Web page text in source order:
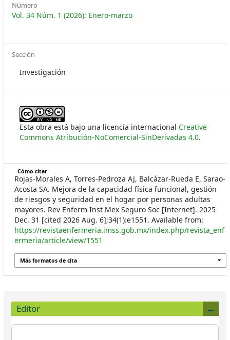
Número
Vol. 34 Núm. 1 (2026): Enero-marzo
Sección
Investigación
Esta obra está bajo una licencia internacional Creative
Commons Atribución-NoComercial-SinDerivadas 4.0.
Cómo citar
Rojas-Morales A, Torres-Pedroza AJ, Balcázar-Rueda E, Sarao-
Acosta SA. Mejora de la capacidad física funcional, gestión
de riesgos y seguridad en el hogar por personas adultas
mayores. Rev Enferm Inst Mex Seguro Soc [Internet]. 2025
Dec. 31 [cited 2026 Aug. 6];34(1):e1551. Available from:
https://revistaenfermeria.imss.gob.mx/index.php/revista_enf
ermeria/article/view/1551
Más formatos de cita
Editor